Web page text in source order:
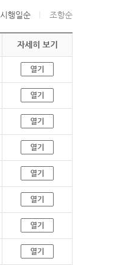
시행일순 조항순
자세히 보기
열기
열기
열기
열기
열기
열기
열기
열기